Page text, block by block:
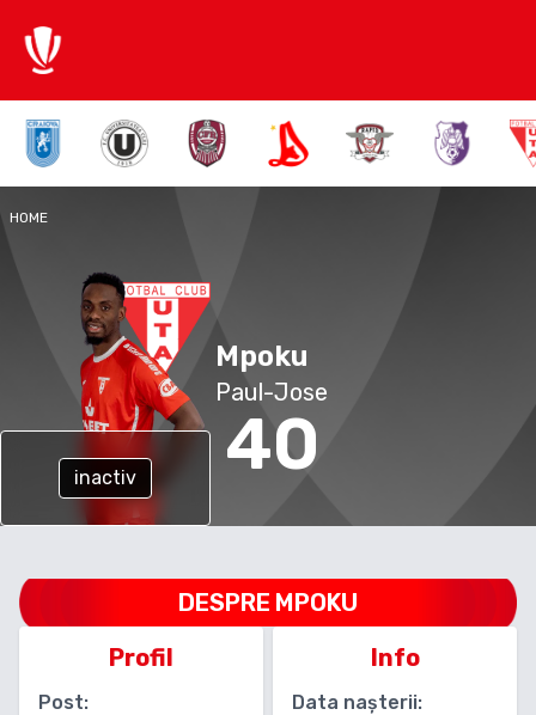
HOME
inactiv 40
Mpoku
Paul-Jose
DESPRE MPOKU
Profil
Post:
Info
Data nașterii: